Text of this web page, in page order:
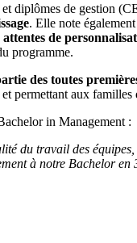
diplômes de gestion
. Elle note
de
programme.
des toutes
permettant aux
in Management :
du travail des
à notre Bachelor